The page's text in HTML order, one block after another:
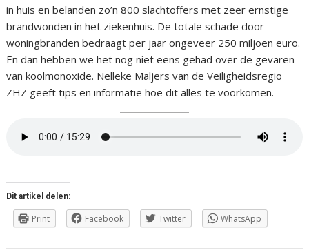
in huis en belanden zo’n 800 slachtoffers met zeer ernstige
brandwonden in het ziekenhuis. De totale schade door
woningbranden bedraagt per jaar ongeveer 250 miljoen euro.
En dan hebben we het nog niet eens gehad over de gevaren
van koolmonoxide. Nelleke Maljers van de Veiligheidsregio
ZHZ geeft tips en informatie hoe dit alles te voorkomen.
Dit artikel delen:
Print Facebook Twitter WhatsApp